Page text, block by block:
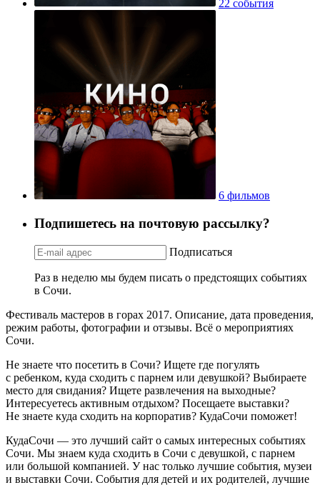
22 события
6 фильмов
Подпишетесь на почтовую рассылку?
Подписаться
Раз в неделю мы будем писать о предстоящих событиях
в Сочи.
Фестиваль мастеров в горах 2017. Описание, дата проведения,
режим работы, фотографии и отзывы. Всё о мероприятиях
Сочи.
Не знаете что посетить в Сочи? Ищете где погулять
с ребенком, куда сходить с парнем или девушкой? Выбираете
место для свидания? Ищете развлечения на выходные?
Интересуетесь активным отдыхом? Посещаете выставки?
Не знаете куда сходить на корпоратив? КудаСочи поможет!
КудаСочи — это лучший сайт о самых интересных событиях
Сочи. Мы знаем куда сходить в Сочи с девушкой, с парнем
или большой компанией. У нас только лучшие события, музеи
и выставки Сочи. События для детей и их родителей, лучшие